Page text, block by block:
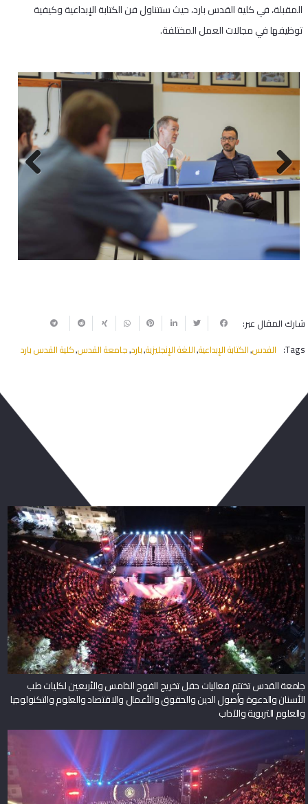
المقبلة، في كلية القدس بارد، حيث ستتناول فن الكتابة الإبداعية وكيفية
توظيفها في مجالات العمل المختلفة.
Previous
Next
شارك المقال عبر:
Tags: القدس, الكتابة الإبداعية, اللغة الإنجليزية, بارد, جامعة القدس, كلية القدس بارد
جامعة القدس تختتم فعاليات حفل تخريج الفوج الخامس والأربعين لكليات طب
الأسنان والدعوة وأصول الدين والحقوق والأعمال والاقتصاد والعلوم والتكنولوجيا
والعلوم التربوية والآداب